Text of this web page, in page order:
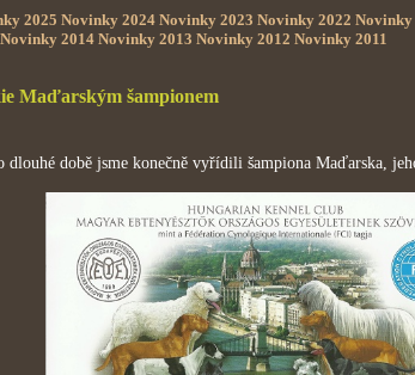
2025 Novinky 2024 Novinky 2023 Novinky 2022 Novinky
Novinky 2014 Novinky 2013 Novinky 2012 Novinky 2011
Maďarským šampionem
době jsme konečně vyřídili šampiona Maďarska,